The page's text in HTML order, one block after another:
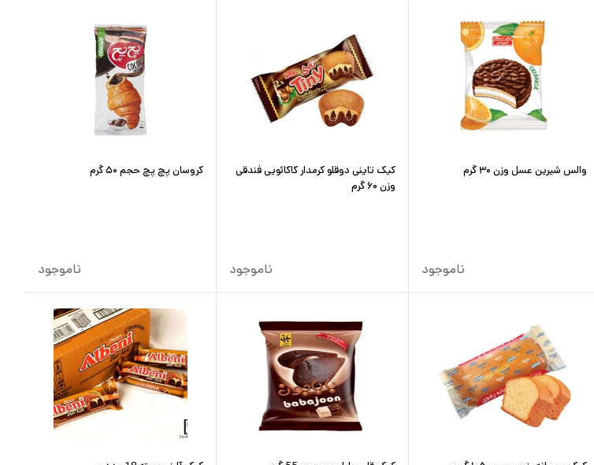
والس شیرین عسل وزن ۳۰ گرم
ناموجود
کیک تاینی دوقلو کرمدار کاکائویی فندقی
وزن ۶۰ گرم
ناموجود
کروسان پچ پچ حجم ۵۰ گرم
ناموجود